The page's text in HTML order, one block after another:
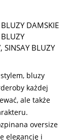
BLUZY DAMSKIE
, SINSAY BLUZY
bluzy
każdej
ale także
oversize
elegancję i